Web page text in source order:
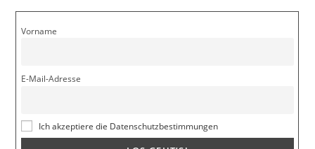
Vorname
E-Mail-Adresse
Ich akzeptiere die Datenschutzbestimmungen